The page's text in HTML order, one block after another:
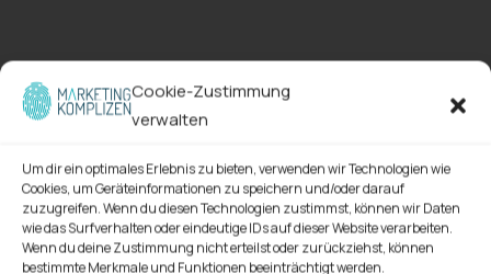
Cookie-Zustimmung
verwalten
Um dir ein optimales Erlebnis zu bieten, verwenden wir Technologien wie
Cookies, um Geräteinformationen zu speichern und/oder darauf
zuzugreifen. Wenn du diesen Technologien zustimmst, können wir Daten
wie das Surfverhalten oder eindeutige IDs auf dieser Website verarbeiten.
Wenn du deine Zustimmung nicht erteilst oder zurückziehst, können
bestimmte Merkmale und Funktionen beeinträchtigt werden.